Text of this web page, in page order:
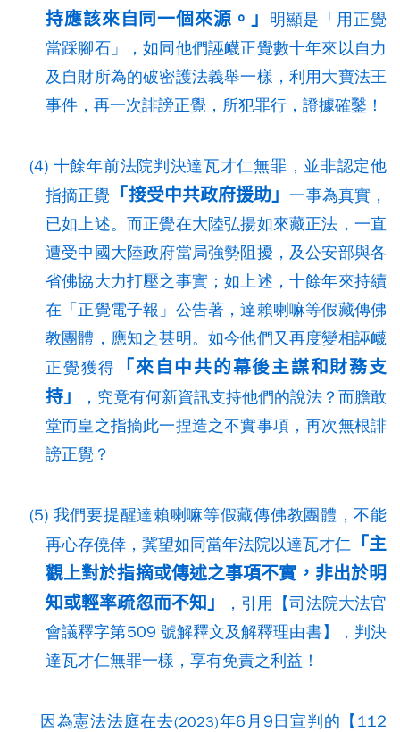
持應該來自同一個來源。」 明顯是「用正覺
當踩腳石」，如同他們誣衊正覺數十年來以自力
及自財所為的破密護法義舉一樣，利用大寶法王
事件，再一次誹謗正覺，所犯罪行，證據確鑿！
(4) 十餘年前法院判決達瓦才仁無罪，並非認定他
指摘正覺 「接受中共政府援助」一事為真實，
已如上述。而正覺在大陸弘揚如來藏正法，一直
遭受中國大陸政府當局強勢阻擾，及公安部與各
省佛協大力打壓之事實；如上述，十餘年來持續
在「正覺電子報」公告著，達賴喇嘛等假藏傳佛
教團體，應知之甚明。如今他們又再度變相誣衊
正覺獲得 「來自中共的幕後主謀和財務支
持」
，究竟有何新資訊支持他們的說法？而膽敢
堂而皇之指摘此一捏造之不實事項，再次無根誹
謗正覺？
(5) 我們要提醒達賴喇嘛等假藏傳佛教團體，不能
再心存僥倖，冀望如同當年法院以達瓦才仁 「主
觀上對於指摘或傳述之事項不實，非出於明
知或輕率疏忽而不知」
，引用【司法院大法官
會議釋字第509 號解釋文及解釋理由書】，判決
達瓦才仁無罪一樣，享有免責之利益！
因為憲法法庭在去(2023)年6月9日宣判的【112